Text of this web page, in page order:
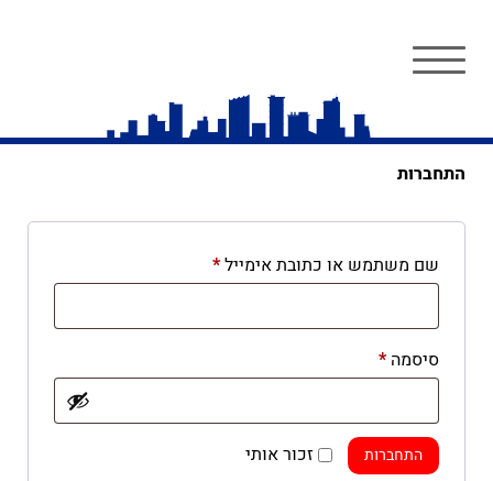
התחברות
שם משתמש או כתובת אימייל*חובה
סיסמה *חובה
זכור אותי התחברות